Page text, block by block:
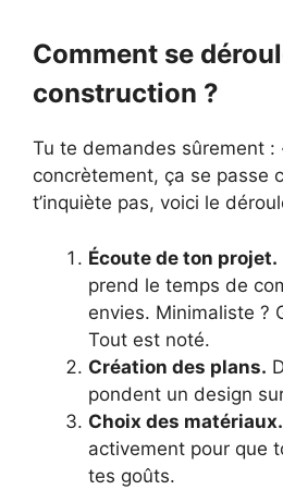
Comment se
construction ?
Tu te demandes sûrement :
concrètement, ça se passe
t’inquiète pas, voici le
Écoute de ton projet.
prend le temps de
envies. Minimaliste ?
Tout est noté.
Création des plans.
pondent un design
Choix des matériaux.
activement pour que
tes goûts.